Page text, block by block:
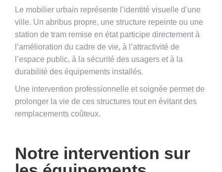
Le mobilier urbain représente l’identité visuelle d’une
ville. Un abribus propre, une structure repeinte ou une
station de tram remise en état participe directement à
l’amélioration du cadre de vie, à l’attractivité de
l’espace public, à la sécurité des usagers et à la
durabilité des équipements installés.
Une intervention professionnelle et soignée permet de
prolonger la vie de ces structures tout en évitant des
remplacements coûteux.
Notre intervention sur